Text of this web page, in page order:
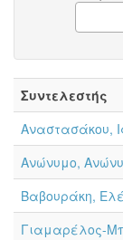
Συντελεστής
Αναστασάκου,
Ανώνυμο,
Βαβουράκη,
Γιαμαρέλος-